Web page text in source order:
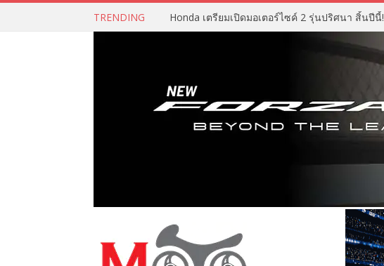
TRENDING Honda เตรียมเปิดมอเตอร์ไซค์ 2 รุ่นปริศนา สิ้นปีนี้!